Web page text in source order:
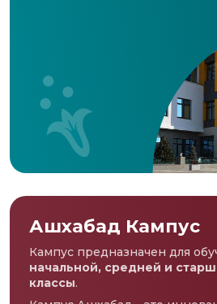
Ашхабад Кампус
Кампус предназначен для
начальной, средней и
классы.